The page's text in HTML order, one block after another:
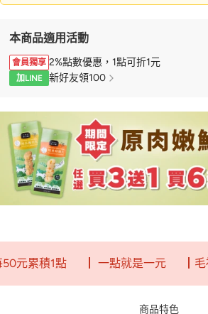
本商品適用活動
會員獨享 2%點數優惠，1點可折1元
加LINE 新好友領100
1點 ┃ 一點就是一元 ┃毛福利點
商品特色